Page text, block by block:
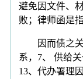
避免因文件、
败；律师函是
因而债之关
系，7、 供给
13、代办署理